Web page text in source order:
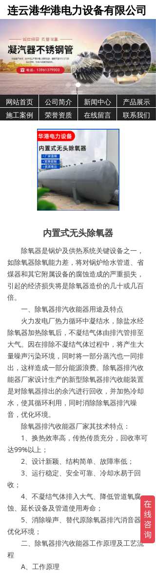
连云港华港电力设备有限公司
网站首页 公司简介 新闻中心
产品展示
施工案例
荣誉资质 在线留言 联系我们
除氧器是锅炉及供热系统关键设备之一，
如除氧器除氧能力差，将对锅炉给水管道、省
煤器和其它附属设备的腐蚀造成的严重损失，
引起的经济损失将是除氧器造价的几十或几百
倍。
一、除氧器排汽收能器用途及特点
火力发电厂热力循环中凝结水，除盐水经
除氧器加热除氧后，不凝结气体由排汽管排至
大气。因在排除不凝结气体过程中，将产生大
量噪声污染环境，同时将一部分蒸汽也一同排
出，这样造成一部分能源浪费。除氧器排汽收
能器厂家设计生产的新型除氧器排汽收能装置
是对除氧器排出的余汽进行回收，并加热冷却
水，使其循环利用，同时消除除氧器排汽噪
音，优化环境。
除氧器排汽收能器厂家其技术特点：
1、换热效率高，传热传质充分，回收率可
达99%以上；
2、设计新颖、结构简单、故障率低；
3、运行稳定、安全可靠、冷却水易于回
收；
4、不凝结气体排入大气、降低管道氧腐
蚀、延长设备及管道使用寿命；
5、消除噪声、替代原除氧器排汽消音器、
优化环境；
二、除氧器排汽收能器工作原理及工艺流
程
A、工作原理
内置式无头除氧器